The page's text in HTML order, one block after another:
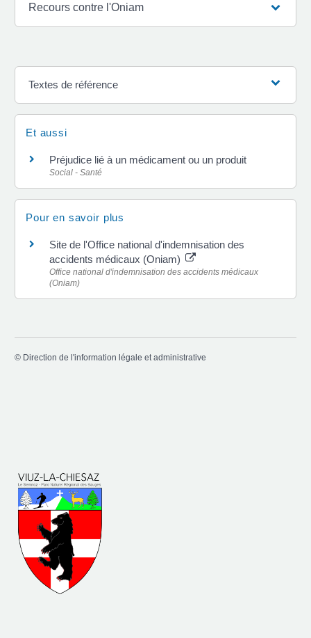
Recours contre l'Oniam
Textes de référence
Et aussi
Préjudice lié à un médicament ou un produit
Social - Santé
Pour en savoir plus
Site de l'Office national d'indemnisation des
accidents médicaux (Oniam)
Office national d'indemnisation des accidents médicaux
(Oniam)
© Direction de l'information légale et administrative